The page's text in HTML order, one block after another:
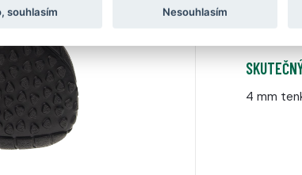
4 mm
souhlasím Nesouhlasím